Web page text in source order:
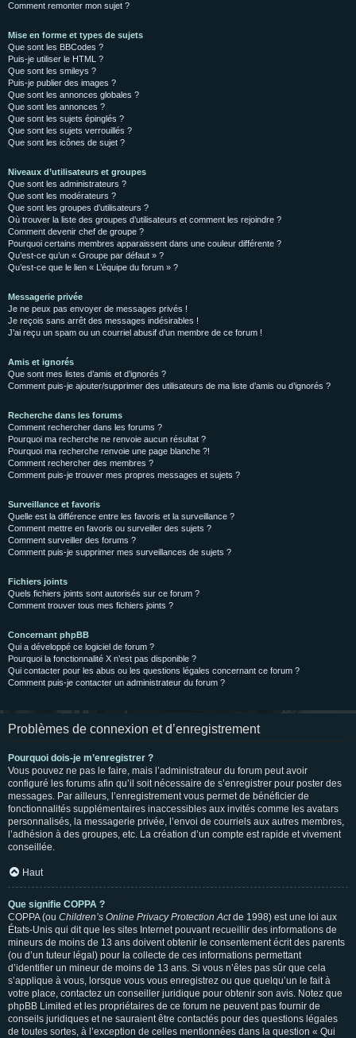
Comment remonter mon sujet ?
Mise en forme et types de sujets
Que sont les BBCodes ?
Puis-je utiliser le HTML ?
Que sont les smileys ?
Puis-je publier des images ?
Que sont les annonces globales ?
Que sont les annonces ?
Que sont les sujets épinglés ?
Que sont les sujets verrouillés ?
Que sont les icônes de sujet ?
Niveaux d’utilisateurs et groupes
Que sont les administrateurs ?
Que sont les modérateurs ?
Que sont les groupes d’utilisateurs ?
Où trouver la liste des groupes d’utilisateurs et comment les rejoindre ?
Comment devenir chef de groupe ?
Pourquoi certains membres apparaissent dans une couleur différente ?
Qu’est-ce qu’un « Groupe par défaut » ?
Qu’est-ce que le lien « L’équipe du forum » ?
Messagerie privée
Je ne peux pas envoyer de messages privés !
Je reçois sans arrêt des messages indésirables !
J’ai reçu un spam ou un courriel abusif d’un membre de ce forum !
Amis et ignorés
Que sont mes listes d’amis et d’ignorés ?
Comment puis-je ajouter/supprimer des utilisateurs de ma liste d’amis ou d’ignorés ?
Recherche dans les forums
Comment rechercher dans les forums ?
Pourquoi ma recherche ne renvoie aucun résultat ?
Pourquoi ma recherche renvoie une page blanche ?!
Comment rechercher des membres ?
Comment puis-je trouver mes propres messages et sujets ?
Surveillance et favoris
Quelle est la différence entre les favoris et la surveillance ?
Comment mettre en favoris ou surveiller des sujets ?
Comment surveiller des forums ?
Comment puis-je supprimer mes surveillances de sujets ?
Fichiers joints
Quels fichiers joints sont autorisés sur ce forum ?
Comment trouver tous mes fichiers joints ?
Concernant phpBB
Qui a développé ce logiciel de forum ?
Pourquoi la fonctionnalité X n’est pas disponible ?
Qui contacter pour les abus ou les questions légales concernant ce forum ?
Comment puis-je contacter un administrateur du forum ?
Problèmes de connexion et d’enregistrement
Pourquoi dois-je m’enregistrer ?
Vous pouvez ne pas le faire, mais l’administrateur du forum peut avoir
configuré les forums afin qu’il soit nécessaire de s’enregistrer pour poster des
messages. Par ailleurs, l’enregistrement vous permet de bénéficier de
fonctionnalités supplémentaires inaccessibles aux invités comme les avatars
personnalisés, la messagerie privée, l’envoi de courriels aux autres membres,
l’adhésion à des groupes, etc. La création d’un compte est rapide et vivement
conseillée.
Haut
Que signifie COPPA ?
COPPA (ou Children’s Online Privacy Protection Actde 1998) est une loi aux
États-Unis qui dit que les sites Internet pouvant recueillir des informations de
mineurs de moins de 13 ans doivent obtenir le consentement écrit des parents
(ou d’un tuteur légal) pour la collecte de ces informations permettant
d’identifier un mineur de moins de 13 ans. Si vous n’êtes pas sûr que cela
s’applique à vous, lorsque vous vous enregistrez ou que quelqu’un le fait à
votre place, contactez un conseiller juridique pour obtenir son avis. Notez que
phpBB Limited et les propriétaires de ce forum ne peuvent pas fournir de
conseils juridiques et ne sauraient être contactés pour des questions légales
de toutes sortes, à l’exception de celles mentionnées dans la question « Qui